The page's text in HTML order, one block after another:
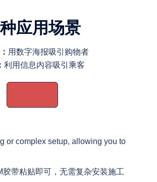
应用场景
用数字海报吸引购物者
利用信息内容吸引乘客
带粘贴即可，无需复杂安装施工